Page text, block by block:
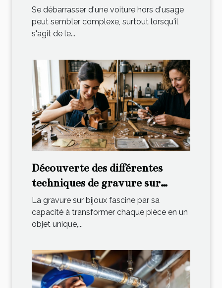
Se débarrasser d'une voiture hors d'usage
peut sembler complexe, surtout lorsqu'il
s'agit de le...
Découverte des différentes
techniques de gravure sur
bijoux
La gravure sur bijoux fascine par sa
capacité à transformer chaque pièce en un
objet unique,...